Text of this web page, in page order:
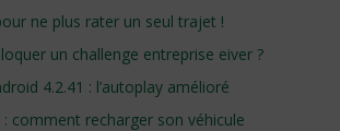
ne plus rater un seul trajet !
un challenge entreprise eiver ?
4.2.41 : l’autoplay amélioré
: comment recharger son véhicule